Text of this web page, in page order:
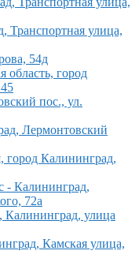
Транспортная улица,
54д
область, город
пос., ул.
Лермонтовский
город Калининград,
- Калининград,
72а
улица
Камская улица,